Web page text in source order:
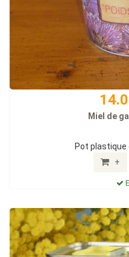
Miel de
Pot plastique
+